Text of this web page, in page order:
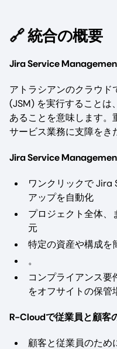
🔗 統合の概要
Jira Service
アトラシアンのクラウ
(JSM) を実行することは
あることを意味します。
サービス業務に支障をき
Jira Service
ワンクリックで
アップを自動化
プロジェクト全体、
元
特定の資産や構成を
。
コンプライアンス要
をオフサイトの保管
R-Cloudで従業員と顧客
顧客と従業員のため